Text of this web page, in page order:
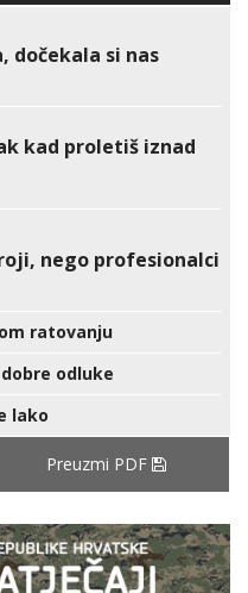
dočekala si nas
kad proletiš iznad
nego profesionalci
ratovanju
odluke
lako
Preuzmi PDF